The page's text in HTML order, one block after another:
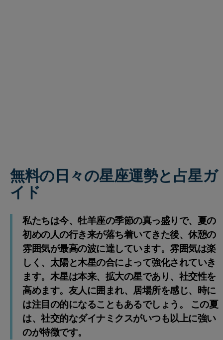
無料の日々の星座運勢と占星ガ
イド
私たちは今、牡羊座の季節の真っ盛りで、夏の
初めの人の行き来が落ち着いてきた後、休憩の
雰囲気が最高の波に達しています。雰囲気は楽
しく、太陽と木星の合によって強化されていき
ます。木星は本来、拡大の星であり、社交性を
高めます。友人に囲まれ、居場所を感じ、時に
は注目の的になることもあるでしょう。 この夏
は、社交的なダイナミクスがいつも以上に強い
のが特徴です。